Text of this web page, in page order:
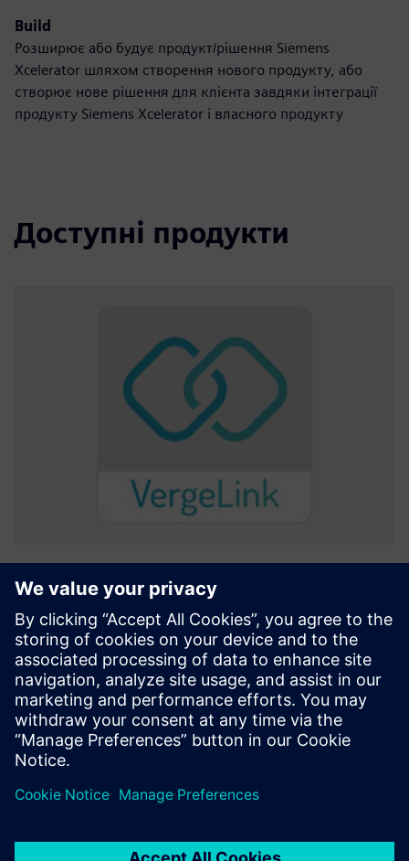
Build
Розширює або будує продукт/рішення Siemens
Xcelerator шляхом створення нового продукту, або
створює нове рішення для клієнта завдяки інтеграції
продукту Siemens Xcelerator і власного продукту
Доступні продукти
VergeLink — це сучасне рішення для універсального
підключення Industry 4.0, яке допомагає збирати всі
необхідні дані, підтримувати низькі витрати та швидко
розвивати ваш випадок використання IoT. За
допомогою VergeLink ви можете н...
Докладніше